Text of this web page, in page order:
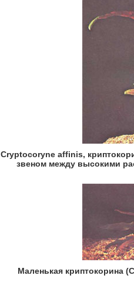
Cryptocoryne affinis,
звеном между высокими
Маленькая криптокорина